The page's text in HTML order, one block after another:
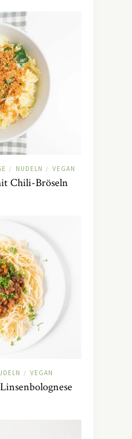
/ NUDELN / VEGAN
Chili-Bröseln
/ VEGAN